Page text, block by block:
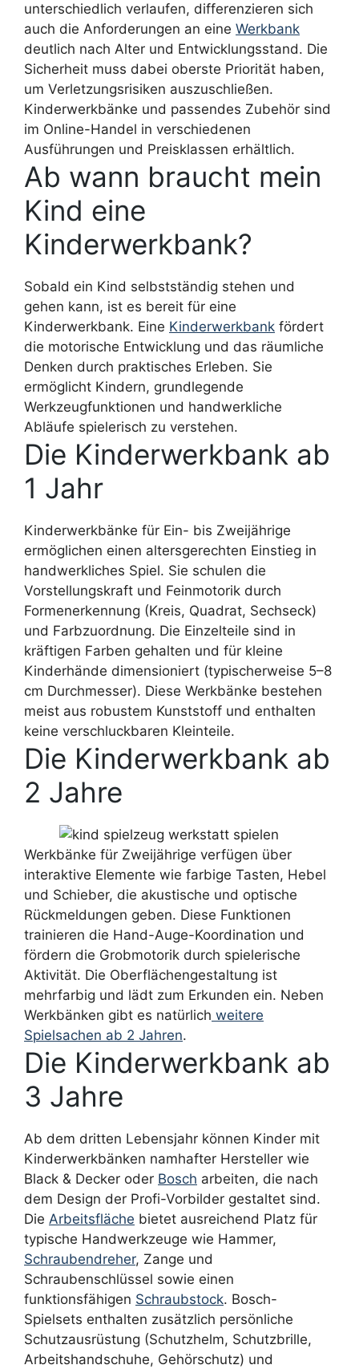
unterschiedlich verlaufen, differenzieren sich
auch die Anforderungen an eine Werkbank
deutlich nach Alter und Entwicklungsstand. Die
Sicherheit muss dabei oberste Priorität haben,
um Verletzungsrisiken auszuschließen.
Kinderwerkbänke und passendes Zubehör sind
im Online-Handel in verschiedenen
Ausführungen und Preisklassen erhältlich.
Ab wann braucht mein
Kind eine
Kinderwerkbank?
Sobald ein Kind selbstständig stehen und
gehen kann, ist es bereit für eine
Kinderwerkbank. Eine Kinderwerkbank fördert
die motorische Entwicklung und das räumliche
Denken durch praktisches Erleben. Sie
ermöglicht Kindern, grundlegende
Werkzeugfunktionen und handwerkliche
Abläufe spielerisch zu verstehen.
Die Kinderwerkbank ab
1 Jahr
Kinderwerkbänke für Ein- bis Zweijährige
ermöglichen einen altersgerechten Einstieg in
handwerkliches Spiel. Sie schulen die
Vorstellungskraft und Feinmotorik durch
Formenerkennung (Kreis, Quadrat, Sechseck)
und Farbzuordnung. Die Einzelteile sind in
kräftigen Farben gehalten und für kleine
Kinderhände dimensioniert (typischerweise 5–8
cm Durchmesser). Diese Werkbänke bestehen
meist aus robustem Kunststoff und enthalten
keine verschluckbaren Kleinteile.
Die Kinderwerkbank ab
2 Jahre
Werkbänke für Zweijährige verfügen über
interaktive Elemente wie farbige Tasten, Hebel
und Schieber, die akustische und optische
Rückmeldungen geben. Diese Funktionen
trainieren die Hand-Auge-Koordination und
fördern die Grobmotorik durch spielerische
Aktivität. Die Oberflächengestaltung ist
mehrfarbig und lädt zum Erkunden ein. Neben
Werkbänken gibt es natürlich weitere
Spielsachen ab 2 Jahren.
Die Kinderwerkbank ab
3 Jahre
Ab dem dritten Lebensjahr können Kinder mit
Kinderwerkbänken namhafter Hersteller wie
Black & Decker oder Bosch arbeiten, die nach
dem Design der Profi-Vorbilder gestaltet sind.
Die Arbeitsfläche bietet ausreichend Platz für
typische Handwerkzeuge wie Hammer,
Schraubendreher, Zange und
Schraubenschlüssel sowie einen
funktionsfähigen Schraubstock. Bosch-
Spielsets enthalten zusätzlich persönliche
Schutzausrüstung (Schutzhelm, Schutzbrille,
Arbeitshandschuhe, Gehörschutz) und